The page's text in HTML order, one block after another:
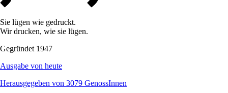
Sie lügen wie gedruckt.
Wir drucken, wie sie lügen.
Gegründet 1947
Ausgabe von heute
Herausgegeben von 3079 GenossInnen